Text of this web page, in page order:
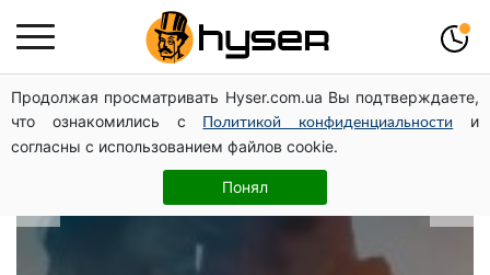
Продолжая просматривать Hyser.com.ua Вы подтверждаете,
что ознакомились с
Политикой конфиденциальности
и
согласны с использованием файлов cookie.
Понял
В какие даты рождаются самые
верные мужчины: лучше сразу
проверить, чтоб потом не страдать